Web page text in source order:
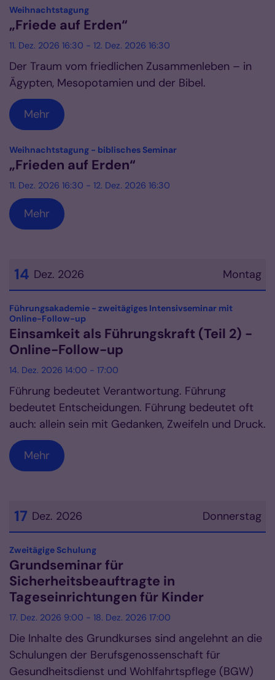
Weihnachtstagung:
„Friede auf Erden“
11. Dez. 2026 16:30 - 12. Dez. 2026 16:30
Der Traum vom friedlichen Zusammenleben – in
Ägypten, Mesopotamien und der Bibel.
Mehr
Weihnachtstagung - biblisches Seminar:
„Frieden auf Erden“
11. Dez. 2026 16:30 - 12. Dez. 2026 16:30
Mehr
Montag
14 Dez. 2026
Datum: 14. Dezember 2026
Führungsakademie - zweitägiges Intensivseminar mit
Online-Follow-up:
Einsamkeit als Führungskraft (Teil 2) -
Online-Follow-up
14. Dez. 2026 14:00 - 17:00
Führung bedeutet Verantwortung. Führung
bedeutet Entscheidungen. Führung bedeutet oft
auch: allein sein mit Gedanken, Zweifeln und Druck.
Mehr
Donnerstag
17 Dez. 2026
Datum: 17. Dezember 2026
Zweitägige Schulung:
Grundseminar für
Sicherheitsbeauftragte in
Tageseinrichtungen für Kinder
17. Dez. 2026 9:00 - 18. Dez. 2026 17:00
Die Inhalte des Grundkurses sind angelehnt an die
Schulungen der Berufsgenossenschaft für
Gesundheitsdienst und Wohlfahrtspflege (BGW)